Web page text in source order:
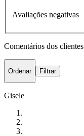
Avaliações negativas
Comentários dos clientes
Ordenar Filtrar
Gisele